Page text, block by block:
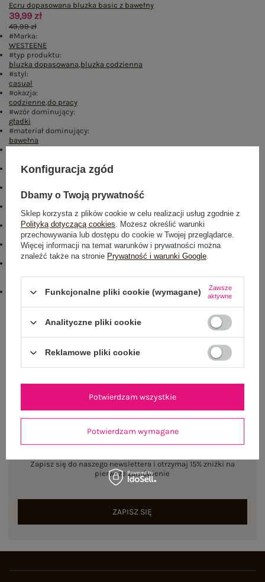
Ecru dopasowana bluzka basic z bawełny
39,99 zł
49,99 zł
#Marka:
WESTEENE
#typ produktu:
bluzka dopasowana,bluzka codzienna
#styl:
casual
#okazja:
codzienne,do pracy
#wzór dominujący:
gładki
#materiał dominujący:
bawełna
#długość:
#rękaw:
hiszpanka
brak
#skład materiału :
100% bawełna
#sposób prania :
pranie w pralce w 30°C
emblemat_FP:
Rozmiar: One size
Centrum Logistyczne Nadarzyn
Dostępny
NEWSLETTER
Zapisz się do naszego newslettera i otrzymaj 15% zniżki na
pierwsze zamówienie
ZAPISZ SIĘ
Konfiguracja zgód
Dbamy o Twoją prywatność
Sklep korzysta z plików cookie w celu realizacji usług zgodnie z
Polityką dotyczącą cookies. Możesz określić warunki
przechowywania lub dostępu do cookie w Twojej przeglądarce.
Więcej informacji na temat warunków i prywatności można
znaleźć także na stronie Prywatność i warunki Google.
Funkcjonalne pliki cookie (wymagane)
Zawsze
aktywne
Analityczne pliki cookie
Reklamowe pliki cookie
Potwierdzam wymagane
Potwierdzam wszystkie